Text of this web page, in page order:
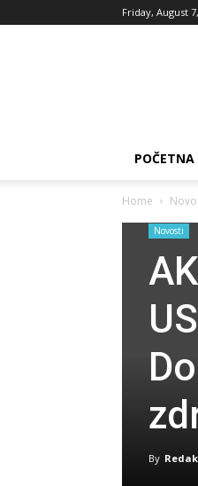
Friday, August
POČETNA
Home
Novosti
By